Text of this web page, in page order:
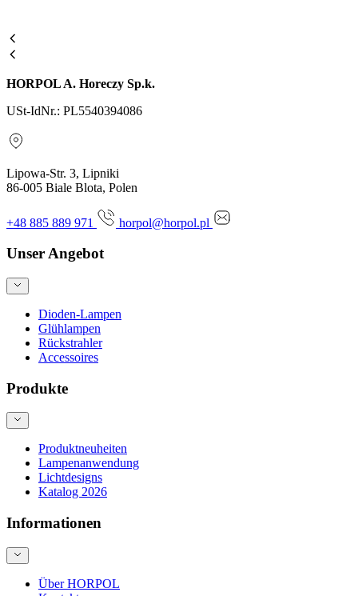
HORPOL A. Horeczy Sp.k.
USt-IdNr.: PL5540394086
Lipowa-Str. 3, Lipniki
86-005 Biale Blota, Polen
+48 885 889 971 horpol@horpol.pl
Unser Angebot
Dioden-Lampen
Glühlampen
Rückstrahler
Accessoires
Produkte
Produktneuheiten
Lampenanwendung
Lichtdesigns
Katalog 2026
Informationen
Über HORPOL